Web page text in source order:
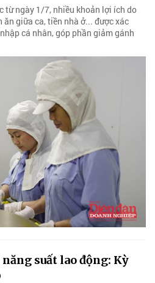
từ ngày 1/7, nhiều khoản lợi ích do
giữa ca, tiền nhà ở... được xác
cá nhân, góp phần giảm gánh
suất lao động: Kỳ